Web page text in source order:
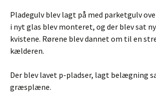
Pladegulv blev lagt på med parketgulv
i nyt glas blev monteret, og der blev sat
kvistene. Rørene blev dannet om til en
kælderen.
Der blev lavet p-pladser, lagt belægning
græsplæne.